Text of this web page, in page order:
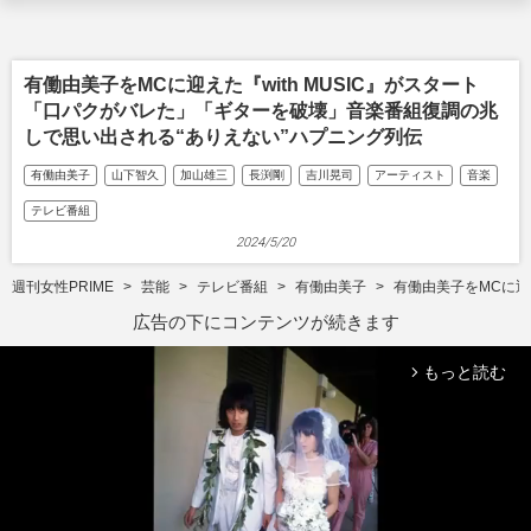
有働由美子をMCに迎えた『with MUSIC』がスタート
「口パクがバレた」「ギターを破壊」音楽番組復調の兆
しで思い出される“ありえない”ハプニング列伝
有働由美子 山下智久 加山雄三 長渕剛 吉川晃司 アーティスト 音楽
テレビ番組
2024/5/20
週刊女性PRIME 芸能 テレビ番組 有働由美子 有働由美子をMCに
広告の下にコンテンツが続きます
arrow_forward_ios もっと読む